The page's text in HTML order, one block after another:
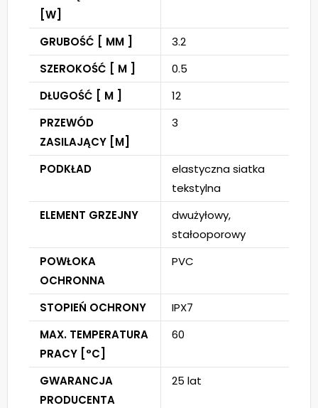
[W]
GRUBOŚĆ [ MM ]
3.2
SZEROKOŚĆ [ M ]
0.5
DŁUGOŚĆ [ M ]
12
PRZEWÓD
ZASILAJĄCY [M]
3
PODKŁAD
elastyczna siatka
tekstylna
ELEMENT GRZEJNY
dwużyłowy,
stałooporowy
POWŁOKA
OCHRONNA
PVC
STOPIEŃ OCHRONY
IPX7
MAX. TEMPERATURA
PRACY [°C]
60
GWARANCJA
PRODUCENTA
25 lat